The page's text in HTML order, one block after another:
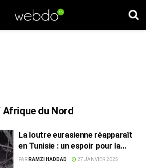
Afrique du Nord
La loutre eurasienne réapparaît
en Tunisie : un espoir pour la
biodiversité
PAR RAMZI HADDAD 27 JANVIER 2025